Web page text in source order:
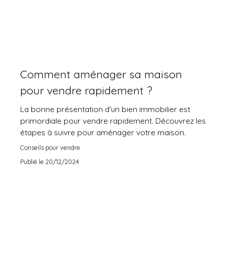
Comment aménager sa maison
pour vendre rapidement ?
La bonne présentation d'un bien immobilier est
primordiale pour vendre rapidement. Découvrez les
étapes à suivre pour aménager votre maison.
Conseils pour vendre
Publié le 20/12/2024